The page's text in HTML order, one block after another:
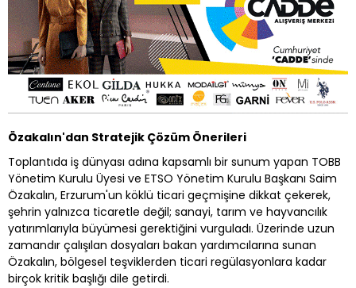
Özakalın'dan Stratejik Çözüm Önerileri
Toplantıda iş dünyası adına kapsamlı bir sunum yapan TOBB
Yönetim Kurulu Üyesi ve ETSO Yönetim Kurulu Başkanı Saim
Özakalın, Erzurum'un köklü ticari geçmişine dikkat çekerek,
şehrin yalnızca ticaretle değil; sanayi, tarım ve hayvancılık
yatırımlarıyla büyümesi gerektiğini vurguladı. Üzerinde uzun
zamandır çalışılan dosyaları bakan yardımcılarına sunan
Özakalın, bölgesel teşviklerden ticari regülasyonlara kadar
birçok kritik başlığı dile getirdi.